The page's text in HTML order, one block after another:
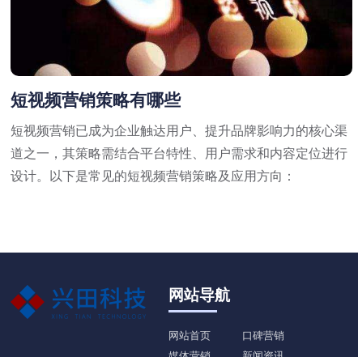
短视频营销策略有哪些
短视频营销已成为企业触达用户、提升品牌影响力的核心渠
道之一，其策略需结合平台特性、用户需求和内容定位进行
设计。以下是常见的短视频营销策略及应用方向：
网站导航
网站首页
口碑营销